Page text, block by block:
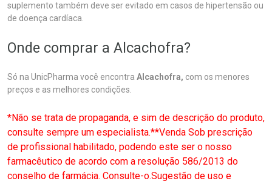
suplemento também deve ser evitado em casos de hipertensão ou
de doença cardíaca.
Onde comprar a Alcachofra?
Só na UnicPharma você encontra Alcachofra, com os menores
preços e as melhores condições.
*Não se trata de propaganda, e sim de descrição do produto,
consulte sempre um especialista.**Venda Sob prescrição
de profissional habilitado, podendo este ser o nosso
farmacêutico de acordo com a resolução 586/2013 do
conselho de farmácia. Consulte-o.Sugestão de uso e